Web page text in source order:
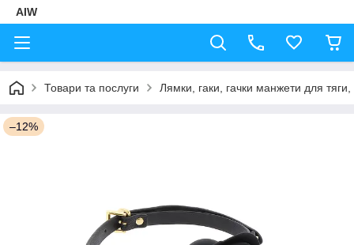
AIW
Товари та послуги Лямки, гаки, гачки манжети для
–12%